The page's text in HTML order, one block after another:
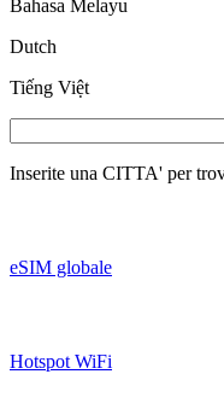
Bahasa Melayu
Dutch
Tiếng Việt
Inserite una CITTA' per
eSIM globale
Hotspot WiFi